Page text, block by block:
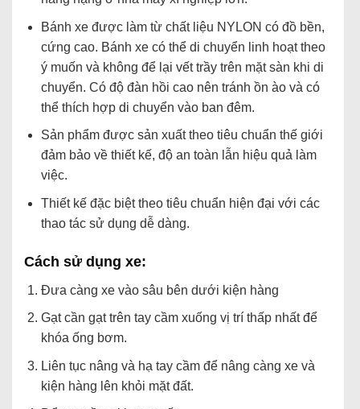
Bánh xe được làm từ chất liệu NYLON có đồ bền,
cứng cao. Bánh xe có thể di chuyển linh hoạt theo
ý muốn và không để lại vết trầy trên mặt sàn khi di
chuyển. Có độ đàn hồi cao nên tránh ồn ào và có
thể thích hợp di chuyển vào ban đêm.
Sản phẩm được sản xuất theo tiêu chuẩn thế giới
đảm bảo về thiết kế, độ an toàn lẫn hiệu quả làm
việc.
Thiết kế đặc biệt theo tiêu chuẩn hiện đại với các
thao tác sử dụng dễ dàng.
Cách sử dụng xe:
Đưa càng xe vào sâu bên dưới kiện hàng
Gạt cần gạt trên tay cầm xuống vị trí thấp nhất để
khóa ống bơm.
Liên tục nâng và hạ tay cầm để nâng càng xe và
kiện hàng lên khỏi mặt đất.